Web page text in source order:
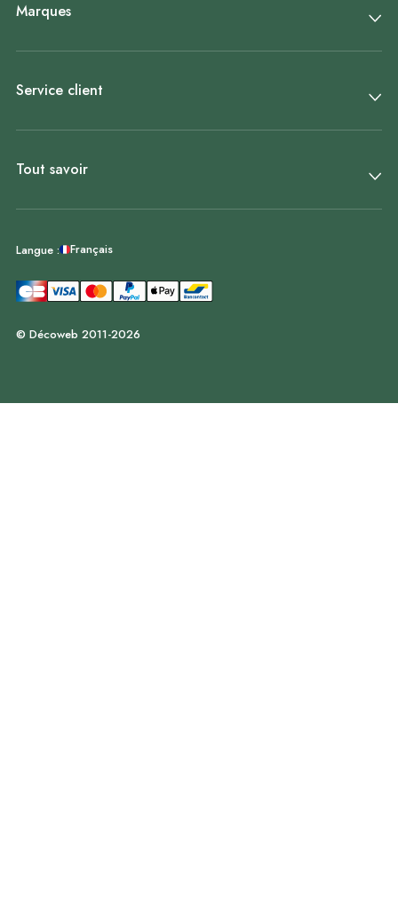
Marques
Service client
Tout savoir
Langue : Français
© Décoweb 2011-2026